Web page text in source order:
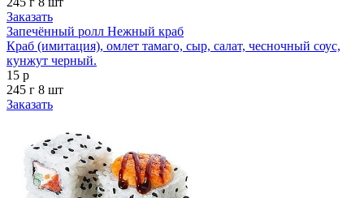
Заказать
Запечённый ролл Нежный краб
Краб (имитация), омлет тамаго, сыр, салат, чесночный соус,
кунжут черный.
15 р
245 г 8 шт
Заказать